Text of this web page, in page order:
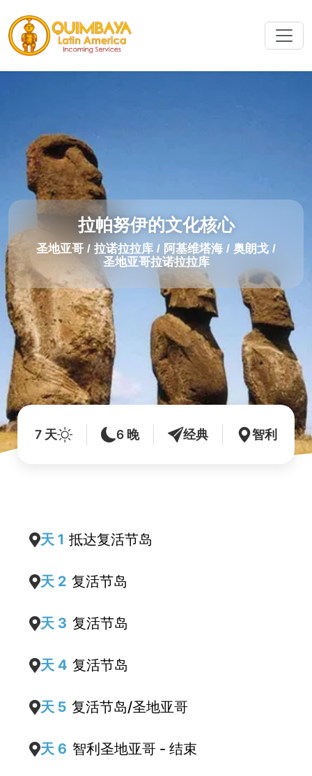
拉帕努伊的文化核心
圣地亚哥 / 拉诺拉拉库 / 阿基维塔海 / 奥朗戈 /
圣地亚哥拉诺拉拉库
7 天 6 晚 经典 智利
天 1 抵达复活节岛
天 2 复活节岛
天 3 复活节岛
天 4 复活节岛
天 5 复活节岛/圣地亚哥
天 6 智利圣地亚哥 - 结束